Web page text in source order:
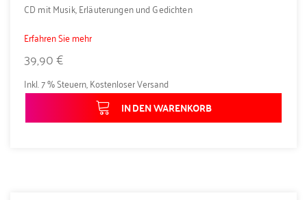
CD mit Musik, Erläuterungen und Gedichten
Erfahren Sie mehr
39,90 €
Inkl. 7 % Steuern,Kostenloser Versand
IN DEN WARENKORB